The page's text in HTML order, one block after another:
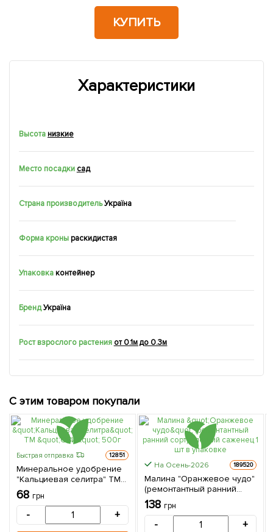
КУПИТЬ
Характеристики
Высотанизкие
Место посадки сад
Страна производитель Україна
Форма кроныраскидистая
Упаковкаконтейнер
БрендУкраїна
Рост взрослого растения от 0.1м до 0.3м
С этим товаром покупали
Быстрая отправка 12851
Минеральное удобрение
"Кальциевая селитра" ТМ
"ОВИ" 500г
68 грн
- +
На Осень-2026 189520
Малина "Оранжевое чудо"
(ремонтантный ранний
сорт) 1-летний саженец 1 шт
в упаковке
138 грн
- +